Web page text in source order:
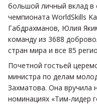
большой личный вклад в
чемпионата WorldSkills
Габдрахманов, Юлия
команду из 3688
стран мира и все 85
Почетной гостьей
министра по делам
Захматова. Она вручила
номинациях «Тим-лидер